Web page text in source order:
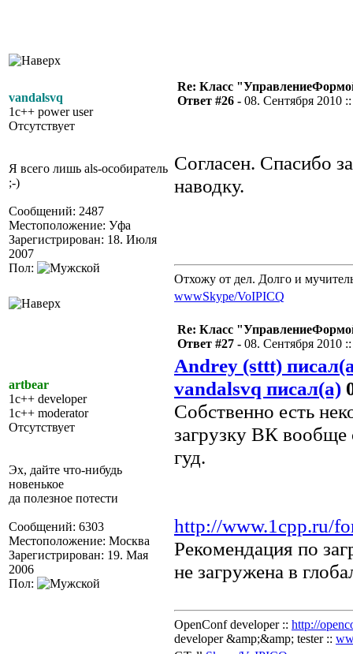
vandalsvq
1c++ power user
Отсутствует
Я всего лишь als-особиратель
;-)
Сообщений: 2487
Местоположение: Уфа
Зарегистрирован: 18. Июля
2007
Пол:
Re: Класс
Ответ #26 - 08. Сентября 2010
Согласен. Спасибо за
наводку.
Отхожу от дел. Долго и
wwwSkype/VoIPICQ
artbear
1c++ developer
1c++ moderator
Отсутствует
Эх, дайте что-нибудь
новенькое
да полезное потести
Сообщений: 6303
Местоположение: Москва
Зарегистрирован: 19. Мая
2006
Пол:
Re: Класс
Ответ #27 - 08. Сентября 2010
Andrey (sttt)
vandalsvq писал(а)
Собственно есть
загрузку ВК вообще
гуд.
http://www.1cpp.ru/
Рекомендация по
не загружена в
OpenConf developer :: http://
developer &amp;&amp; tester ::